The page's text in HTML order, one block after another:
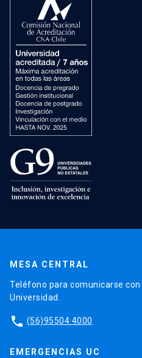
MESA CENTRAL
Teléfono para comunicarse
Universidad.
phone (56)95504 4000
EMERGENCIAS UC